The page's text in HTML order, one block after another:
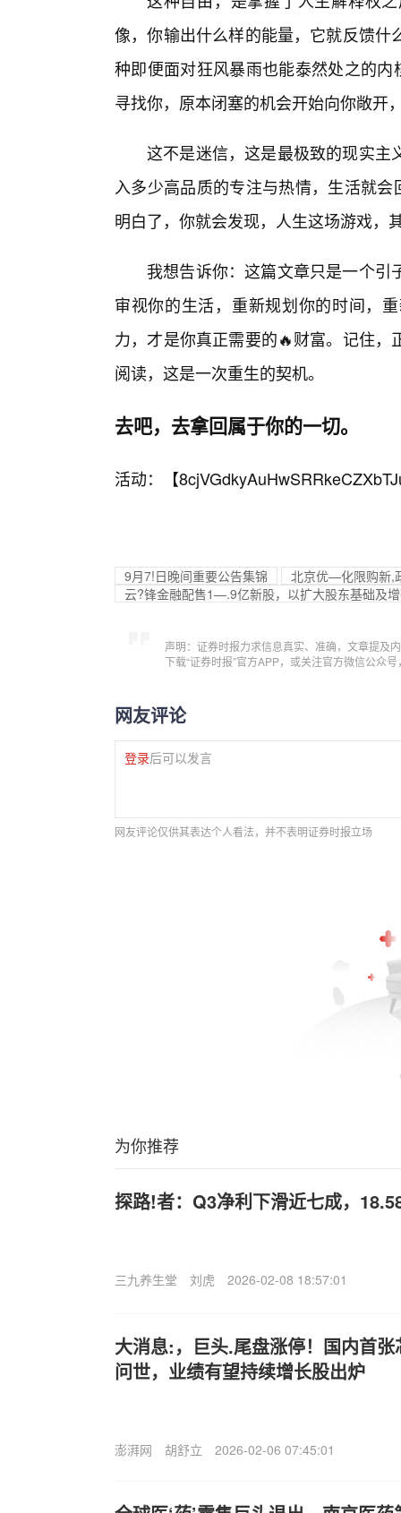
像，你输出什么样的能量，它就反馈
种即便面对狂风暴雨也能泰然处之的
寻找你，原本闭塞的机会开始向你敞开
这不是迷信，这是最极致的现实主
入多少高品质的专注与热情，生活就
明白了，你就会发现，人生这场游戏，
我想告诉你：这篇文章只是一个
审视你的生活，重新规划你的时间，
力，才是你真正需要的🔥财富。记住
阅读，这是一次重生的契机。
去吧，去拿回属于你的一切。
活动：【
9月7!日晚间重要公告集锦
北京优—化限购新,
云?锋金融配售1—.9亿新股，以扩大股东基础及
声明：证券时报力求信息真实、准确，文章提及
下载“证券时报”官方APP，或关注官方微信公众
网友评论
登录后可以发言
网友评论仅供其表达个人看法，并不表明证券时报立场
为你推荐
探路!者：Q3净利下滑近七成，
三九养生堂 刘虎 2026-02-08 18:57:01
大消息:，巨头.尾盘涨停！国内首
问世，业绩有望持续增长股出炉
澎湃网 胡舒立 2026-02-06 07:45:01